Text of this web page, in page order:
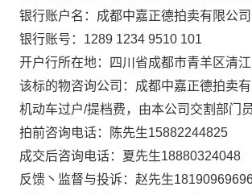
银行账户名：成都中嘉正德拍卖有限公司
银行账号：1289 1234 9510 101
开户行所在地：四川省成都市青羊区清
该标的物咨询公司：成都中嘉正德拍卖有
机动车过户/提档费，由本公司交割部门
拍前咨询电话：陈先生15882244825
成交后咨询电话：夏先生18880324048
反馈丶监督与投诉：赵先生